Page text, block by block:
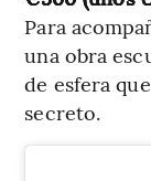
Para
una obra
de esfera
secreto.